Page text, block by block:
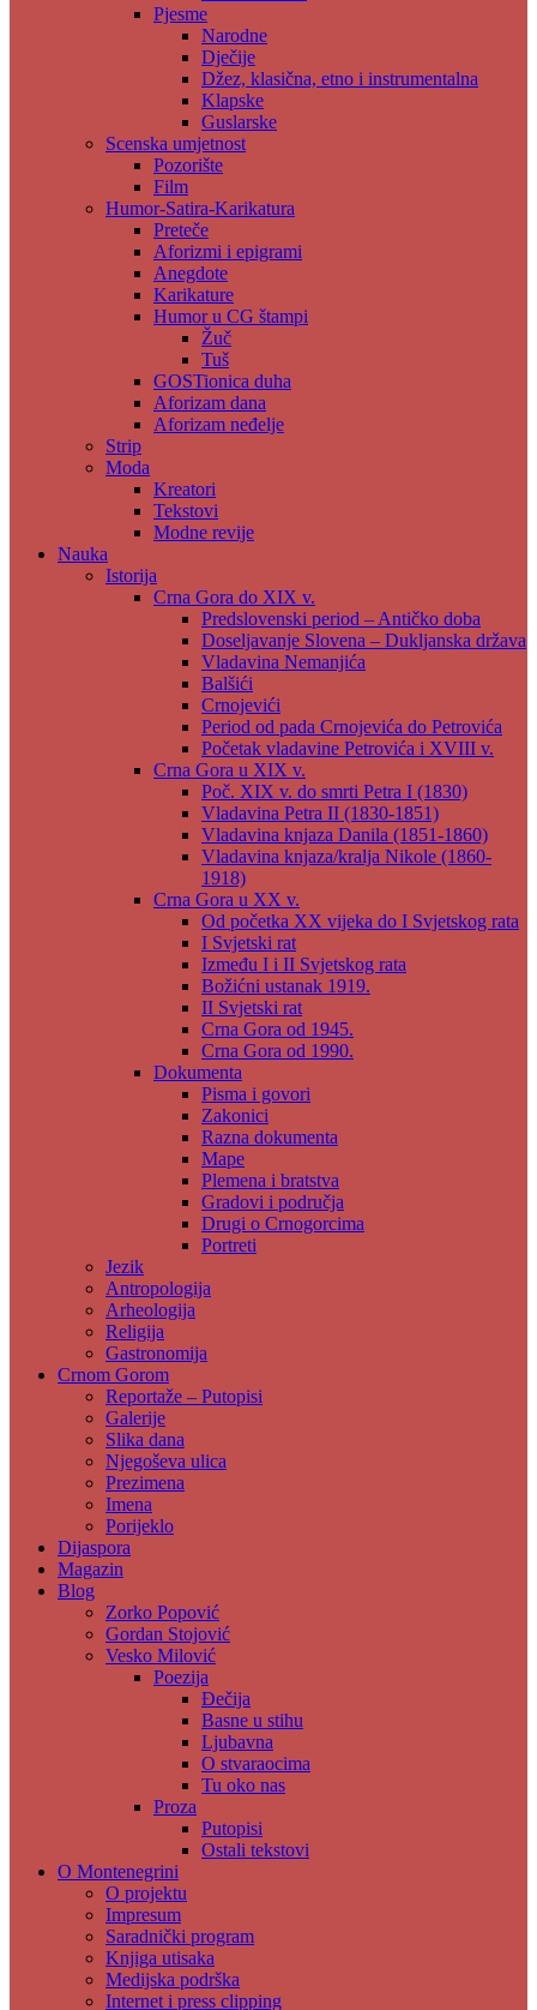
Pjesme
Narodne
Dječije
Džez, klasična, etno i instrumentalna
Klapske
Guslarske
Scenska umjetnost
Pozorište
Film
Humor-Satira-Karikatura
Preteče
Aforizmi i epigrami
Anegdote
Karikature
Humor u CG štampi
Žuč
Tuš
GOSTionica duha
Aforizam dana
Aforizam neđelje
Strip
Moda
Kreatori
Tekstovi
Modne revije
Nauka
Istorija
Crna Gora do XIX v.
Predslovenski period – Antičko doba
Doseljavanje Slovena – Dukljanska država
Vladavina Nemanjića
Balšići
Crnojevići
Period od pada Crnojevića do Petrovića
Početak vladavine Petrovića i XVIII v.
Crna Gora u XIX v.
Poč. XIX v. do smrti Petra I (1830)
Vladavina Petra II (1830-1851)
Vladavina knjaza Danila (1851-1860)
Vladavina knjaza/kralja Nikole (1860-
1918)
Crna Gora u XX v.
Od početka XX vijeka do I Svjetskog rata
I Svjetski rat
Između I i II Svjetskog rata
Božićni ustanak 1919.
II Svjetski rat
Crna Gora od 1945.
Crna Gora od 1990.
Dokumenta
Pisma i govori
Zakonici
Razna dokumenta
Mape
Plemena i bratstva
Gradovi i područja
Drugi o Crnogorcima
Portreti
Jezik
Antropologija
Arheologija
Religija
Gastronomija
Crnom Gorom
Reportaže – Putopisi
Galerije
Slika dana
Njegoševa ulica
Prezimena
Imena
Porijeklo
Dijaspora
Magazin
Blog
Zorko Popović
Gordan Stojović
Vesko Milović
Poezija
Đečija
Basne u stihu
Ljubavna
O stvaraocima
Tu oko nas
Proza
Putopisi
Ostali tekstovi
O Montenegrini
O projektu
Impresum
Saradnički program
Knjiga utisaka
Medijska podrška
Internet i press clipping